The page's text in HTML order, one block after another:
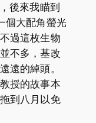
後來我瞄到
個大配角螢光
過這枚生物
不多，基改
遠的綽頭。
授的故事本
到八月以免